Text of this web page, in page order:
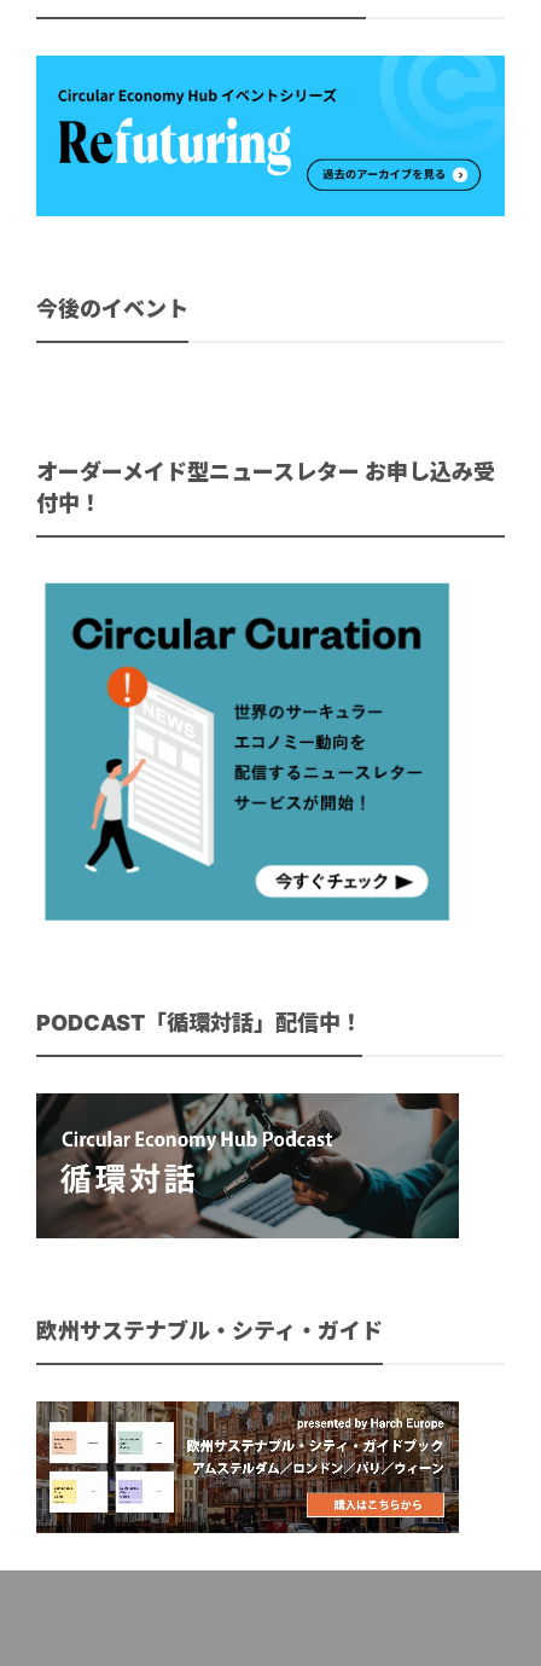
今後のイベント
オーダーメイド型ニュースレター お申し込み受
付中！
PODCAST「循環対話」配信中！
欧州サステナブル・シティ・ガイド